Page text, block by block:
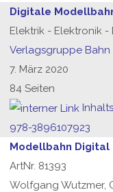
Digitale
Elektrik - Elektronik
Verlagsgruppe Bahn
7. März 2020
84 Seiten
978-3896107923
Modellbahn Digital
ArtNr. 81393
Wolfgang Wutzmer,